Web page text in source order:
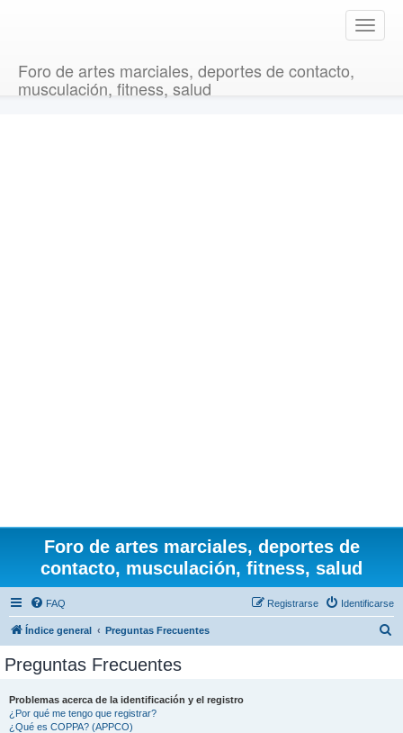
T
o
Foro de artes marciales, deportes de contacto,
musculación, fitness, salud
Foro de artes marciales, deportes de
contacto, musculación, fitness, salud
FAQ Identificarse
Registrarse
Índice general Preguntas Frecuentes
Preguntas Frecuentes
Problemas acerca de la identificación y el registro
¿Por qué me tengo que registrar?
¿Qué es COPPA? (APPCO)